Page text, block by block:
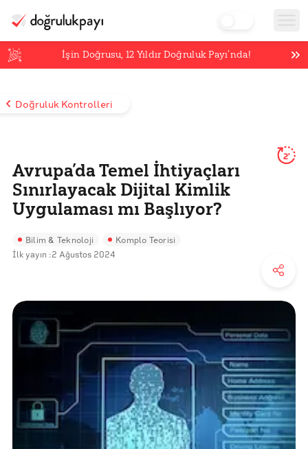
İşin Doğrusu,12 Yıldır Doğruluk Payı’nda!
Doğruluk Kontrolleri
Avrupa’da Temel İhtiyaçları
Sınırlayacak Dijital Kimlik
Uygulaması mı Başlıyor?
2'
Bilim & Teknoloji Komplo Teorisi
İlk yayın :2 Ağustos 2024